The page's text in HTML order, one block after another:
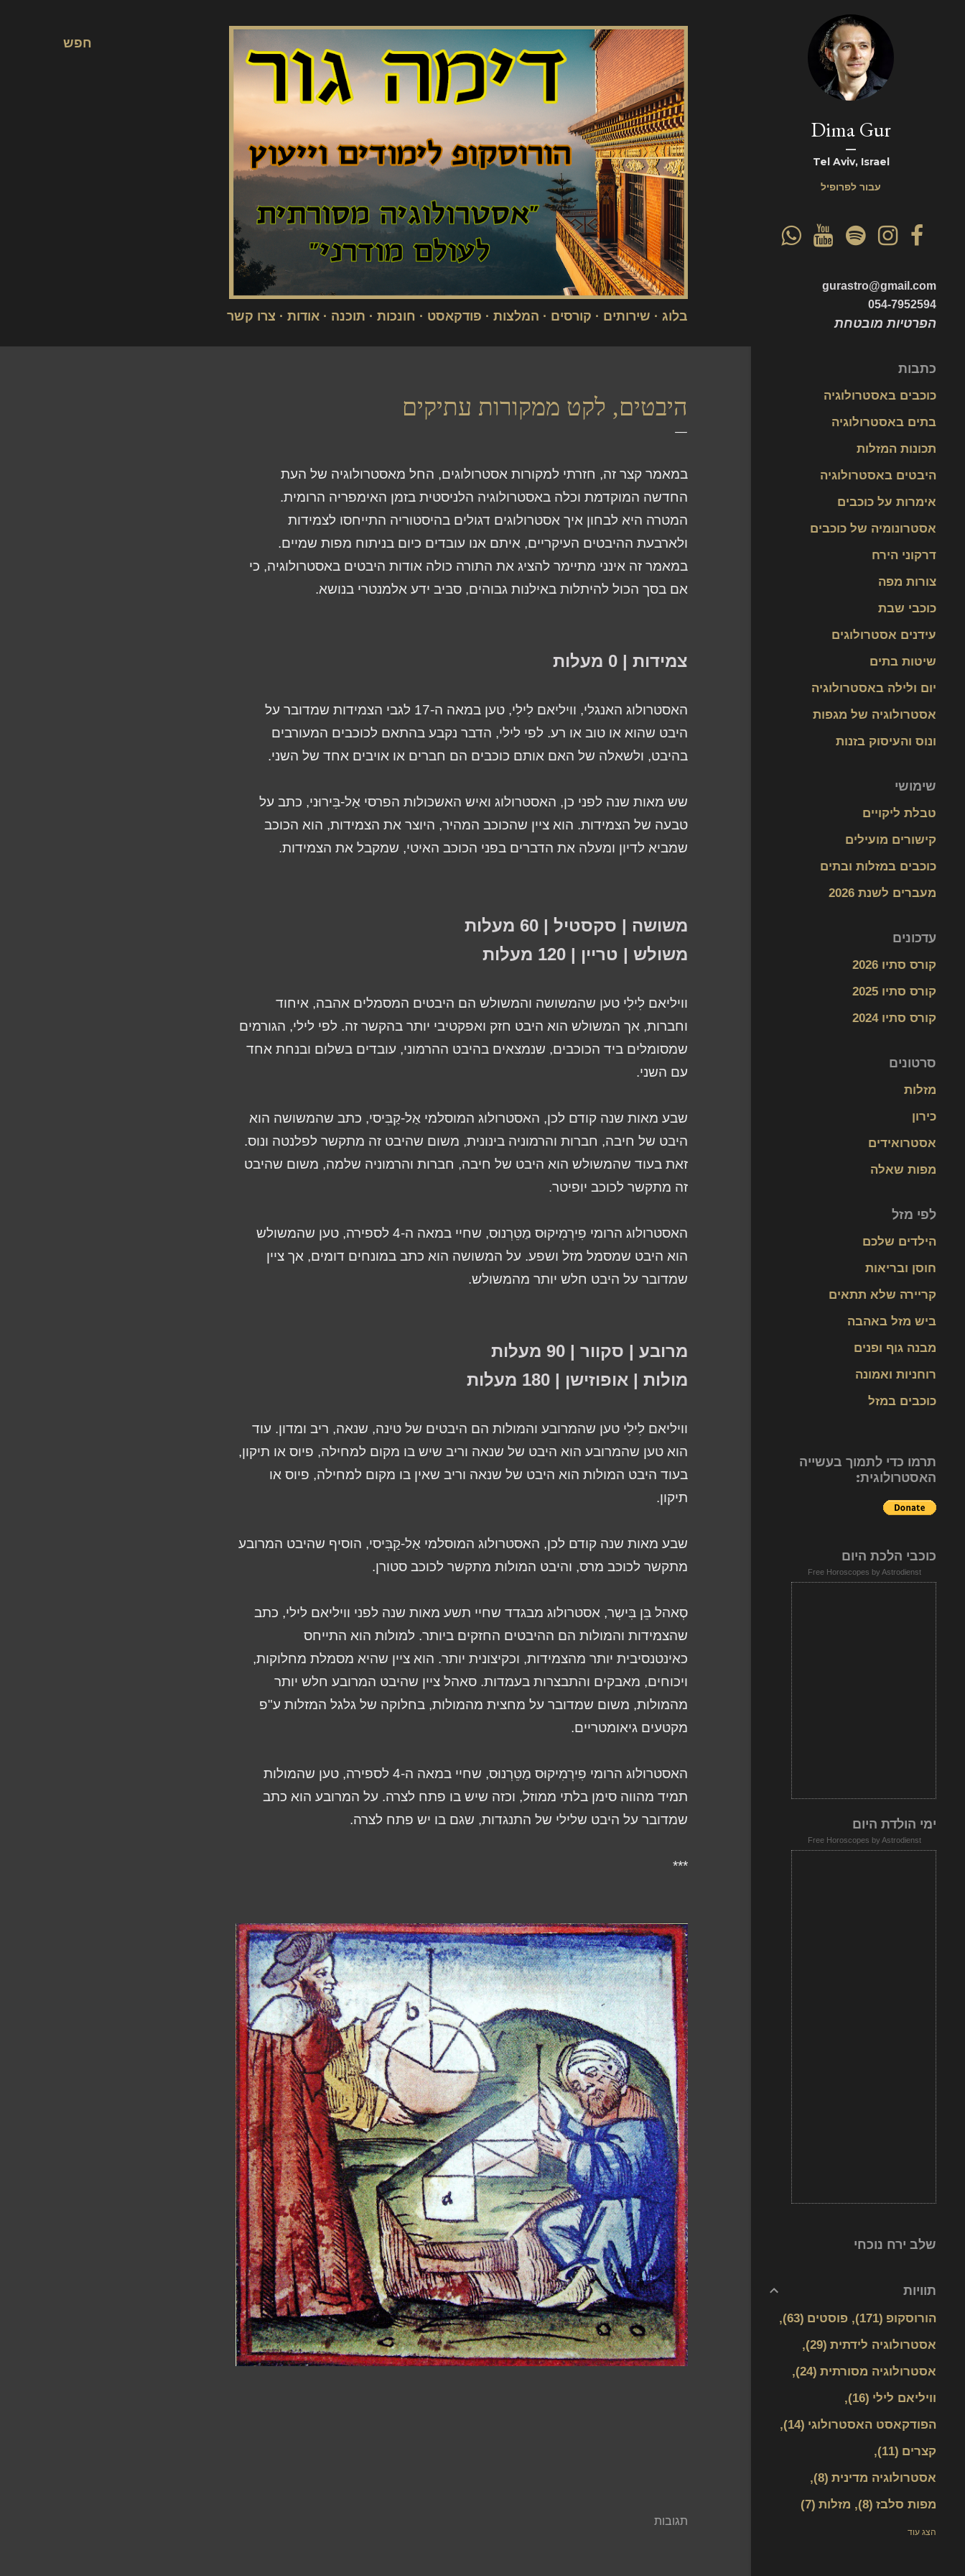
חפש
בלוג שירותים קורסים המלצות פודקאסט חונכות תוכנה אודות צרו קשר
היבטים, לקט ממקורות עתיקים
במאמר קצר זה, חזרתי למקורות אסטרולוגים, החל מאסטרולוגיה של העת
החדשה המוקדמת וכלה באסטרולוגיה הלניסטית בזמן האימפריה הרומית.
המטרה היא לבחון איך אסטרולוגים דגולים בהיסטוריה התייחסו לצמידות
ולארבעת ההיבטים העיקריים, איתם אנו עובדים כיום בניתוח מפות שמיים.
במאמר זה אינני מתיימר להציג את התורה כולה אודות היבטים באסטרולוגיה, כי
אם בסך הכול להיתלות באילנות גבוהים, סביב ידע אלמנטרי בנושא.
צמידות | 0 מעלות
האסטרולוג האנגלי, וויליאם לִילִי, טען במאה ה-17 לגבי הצמידות שמדובר על
היבט שהוא או טוב או רע. לפי לילי, הדבר נקבע בהתאם לכוכבים המעורבים
בהיבט, ולשאלה של האם אותם כוכבים הם חברים או אויבים אחד של השני.
שש מאות שנה לפני כן, האסטרולוג ואיש האשכולות הפרסי אַל-בִּירוּני, כתב על
טבעה של הצמידות. הוא ציין שהכוכב המהיר, היוצר את הצמידות, הוא הכוכב
שמביא לדיון ומעלה את הדברים בפני הכוכב האיטי, שמקבל את הצמידות.
משושה | סקסטיל | 60 מעלות
משולש | טריין | 120 מעלות
וויליאם לִילִי טען שהמשושה והמשולש הם היבטים המסמלים אהבה, איחוד
וחברות, אך המשולש הוא היבט חזק ואפקטיבי יותר בהקשר זה. לפי לילי, הגורמים
שמסומלים ביד הכוכבים, שנמצאים בהיבט ההרמוני, עובדים בשלום ובנחת אחד
עם השני.
שבע מאות שנה קודם לכן, האסטרולוג המוסלמי אַל-קַבִּיסי, כתב שהמשושה הוא
היבט של חיבה, חברות והרמוניה בינונית, משום שהיבט זה מתקשר לפלנטה ונוס.
זאת בעוד שהמשולש הוא היבט של חיבה, חברות והרמוניה שלמה, משום שהיבט
זה מתקשר לכוכב יופיטר.
האסטרולוג הרומי פִירְמִיקוּס מַטֵרְנוּס, שחיי במאה ה-4 לספירה, טען שהמשולש
הוא היבט שמסמל מזל ושפע. על המשושה הוא כתב במונחים דומים, אך ציין
שמדובר על היבט חלש יותר מהמשולש.
מרובע | סקוור | 90 מעלות
מולות | אופוזישן | 180 מעלות
וויליאם לִילִי טען שהמרובע והמולות הם היבטים של טינה, שנאה, ריב ומדון. עוד
הוא טען שהמרובע הוא היבט של שנאה וריב שיש בו מקום למחילה, פיוס או תיקון,
בעוד היבט המולות הוא היבט של שנאה וריב שאין בו מקום למחילה, פיוס או
תיקון.
שבע מאות שנה קודם לכן, האסטרולוג המוסלמי אַל-קַבִּיסי, הוסיף שהיבט המרובע
מתקשר לכוכב מרס, והיבט המולות מתקשר לכוכב סטורן.
סְאהל בֵּן בִּישְר, אסטרולוג מבגדד שחיי תשע מאות שנה לפני וויליאם לילי, כתב
שהצמידות והמולות הם ההיבטים החזקים ביותר. למולות הוא התייחס
כאינטנסיבית יותר מהצמידות, וכקיצונית יותר. הוא ציין שהיא מסמלת מחלוקות,
ויכוחים, מאבקים והתבצרות בעמדות. סאהל ציין שהיבט המרובע חלש יותר
מהמולות, משום שמדובר על מחצית מהמולות, בחלוקה של גלגל המזלות ע"פ
מקטעים גיאומטריים.
האסטרולוג הרומי פִירְמִיקוּס מַטֵרְנוּס, שחיי במאה ה-4 לספירה, טען שהמולות
תמיד מהווה סימן בלתי ממוזל, וכזה שיש בו פתח לצרה. על המרובע הוא כתב
שמדובר על היבט שלילי של התנגדות, שגם בו יש פתח לצרה.
***
תגובות
Dima Gur
Tel Aviv, Israel
עבור לפרופיל
gurastro@gmail.com
054-7952594
הפרטיות מובטחת
כתבות
כוכבים באסטרולוגיה
בתים באסטרולוגיה
תכונות המזלות
היבטים באסטרולוגיה
אימרות על כוכבים
אסטרונומיה של כוכבים
דרקוני הירח
צורות מפה
כוכבי שבת
עידנים אסטרולוגים
שיטות בתים
יום ולילה באסטרולוגיה
אסטרולוגיה של מגפות
ונוס והעיסוק בזנות
שימושי
טבלת ליקויים
קישורים מועילים
כוכבים במזלות ובתים
מעברים לשנת 2026
עדכונים
קורס סתיו 2026
קורס סתיו 2025
קורס סתיו 2024
סרטונים
מזלות
כירון
אסטרואידים
מפות שאלה
לפי מזל
הילדים שלכם
חוסן ובריאות
קריירה שלא תתאים
ביש מזל באהבה
מבנה גוף ופנים
רוחניות ואמונה
כוכבים במזל
תרמו כדי לתמוך בעשייה
האסטרולוגית:
כוכבי הלכת היום
Free Horoscopes by Astrodienst
ימי הולדת היום
Free Horoscopes by Astrodienst
שלב ירח נוכחי
תוויות
הורוסקופ 171 פוסטים
63
אסטרולוגיה לידתית 29
אסטרולוגיה מסורתית 24
וויליאם לילי 16
הפודקאסט האסטרולוגי 14
קצרים 11
אסטרולוגיה מדינית 8
מפות סלבז 8 מזלות 7
אסטרולוגיה והיסטוריה
הצג עוד